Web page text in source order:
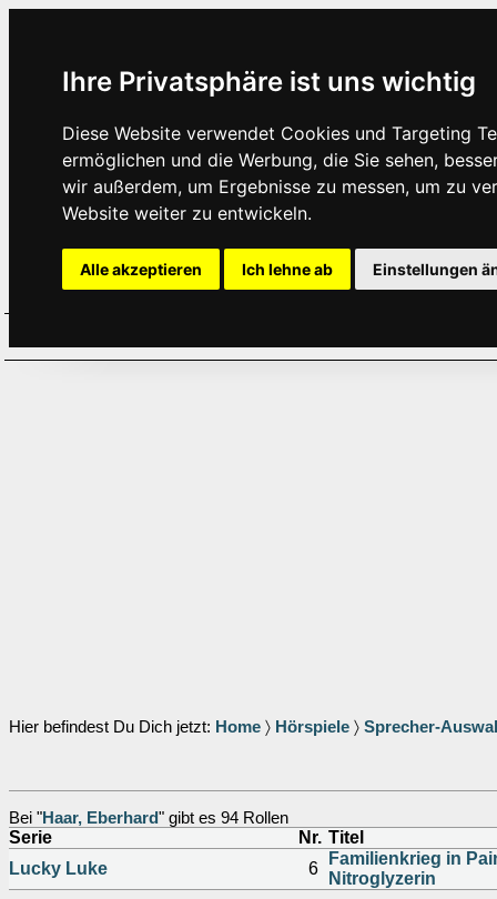
Ihre Privatsphäre ist uns wichtig
Diese Website verwendet Cookies und Targeting
ermöglichen und die Werbung, die Sie sehen,
wir außerdem, um Ergebnisse zu messen, um zu
Website weiter zu entwickeln.
Alle akzeptieren Ich lehne ab Einstellungen
Hier befindest Du Dich jetzt: Home 〉 Hörspiele 〉 Sprecher-
Bei "Haar, Eberhard" gibt es 94 Rollen
Serie Nr. Titel
Lucky Luke
6
Familienkrieg in
Nitroglyzerin